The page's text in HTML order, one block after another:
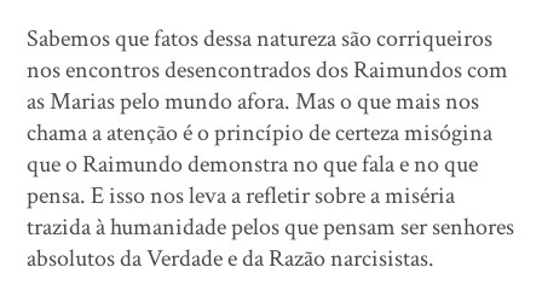
Sabemos que fatos dessa natureza são corriqueiros
nos encontros desencontrados dos Raimundos com
as Marias pelo mundo afora. Mas o que mais nos
chama a atenção é o princípio de certeza misógina
que o Raimundo demonstra no que fala e no que
pensa. E isso nos leva a refletir sobre a miséria
trazida à humanidade pelos que pensam ser senhores
absolutos da Verdade e da Razão narcisistas.